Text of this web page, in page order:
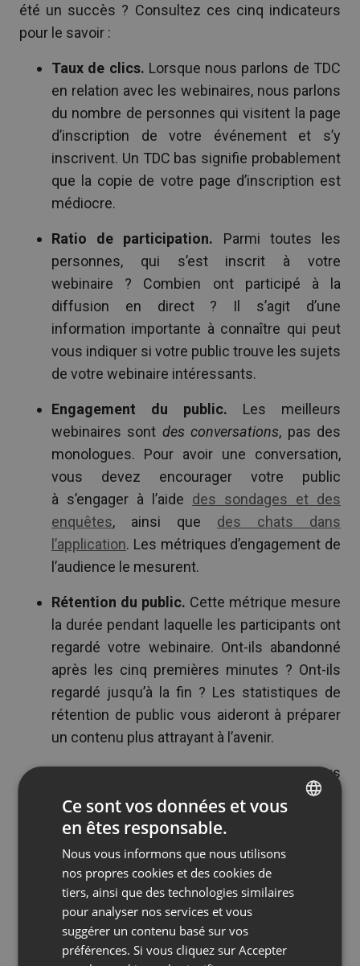
été un succès ? Consultez ces cinq indicateurs
pour le savoir :
Taux de clics. Lorsque nous parlons de TDC
en relation avec les webinaires, nous parlons
du nombre de personnes qui visitent la page
d’inscription de votre événement et s’y
inscrivent. Un TDC bas signifie probablement
que la copie de votre page d’inscription est
médiocre.
Ratio de participation. Parmi toutes les
personnes, qui s’est inscrit à votre
webinaire ? Combien ont participé à la
diffusion en direct ? Il s’agit d’une
information importante à connaître qui peut
vous indiquer si votre public trouve les sujets
de votre webinaire intéressants.
Engagement du public. Les meilleurs
webinaires sont des conversations, pas des
monologues. Pour avoir une conversation,
vous devez encourager votre public
à s’engager à l’aide des sondages et des
enquêtes, ainsi que des chats dans
l’application. Les métriques d’engagement de
l’audience le mesurent.
Rétention du public. Cette métrique mesure
la durée pendant laquelle les participants ont
regardé votre webinaire. Ont-ils abandonné
après les cinq premières minutes ? Ont-ils
regardé jusqu’à la fin ? Les statistiques de
rétention de public vous aideront à préparer
un contenu plus attrayant à l’avenir.
Enfin, nous vous
conseillons également de suivre les données
générales relatives aux webinaires, telles que
la durée de l’événement, le nombre de
participants et leur localisation, les appareils
qu’ils ont utilisés pour se connecter, etc.
Une analyse approfondie des statistiques vous
aidera à choisir de meilleurs sujets de webinaires,
FRENCH
GERMAN
Ce sont vos données et vous
en êtes responsable.
Nous vous informons que nous utilisons
nos propres cookies et des cookies de
tiers, ainsi que des technologies similaires
pour analyser nos services et vous
suggérer un contenu basé sur vos
préférences. Si vous cliquez sur Accepter